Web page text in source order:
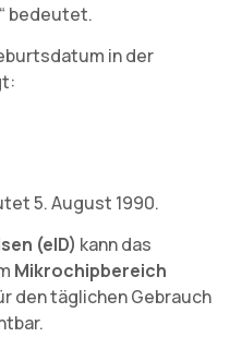
bedeutet.
in der
5. August 1990.
(eID) kann das
Mikrochipbereich
den täglichen Gebrauch